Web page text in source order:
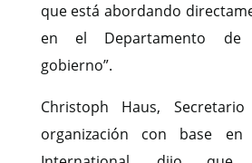
que está abordando
en el Departamento de
gobierno”.
Christoph Haus,
organización con base en